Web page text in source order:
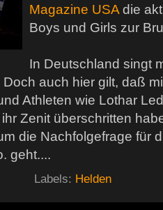
Magazine USA die
Boys und Girls zur
In Deutschland singt
auch hier gilt, daß
Athleten wie Lothar
Zenit überschritten
die Nachfolgefrage für
geht....
Labels: Helden